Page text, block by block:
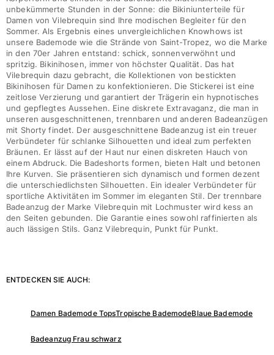
unbekümmerte Stunden in der Sonne: die Bikiniunterteile für
Damen von Vilebrequin sind Ihre modischen Begleiter für den
Sommer. Als Ergebnis eines unvergleichlichen Knowhows ist
unsere Bademode wie die Strände von Saint-Tropez, wo die Marke
in den 70er Jahren entstand: schick, sonnenverwöhnt und
spritzig. Bikinihosen, immer von höchster Qualität. Das hat
Vilebrequin dazu gebracht, die Kollektionen von bestickten
Bikinihosen für Damen zu konfektionieren. Die Stickerei ist eine
zeitlose Verzierung und garantiert der Trägerin ein hypnotisches
und gepflegtes Aussehen. Eine diskrete Extravaganz, die man in
unseren ausgeschnittenen, trennbaren und anderen Badeanzügen
mit Shorty findet. Der ausgeschnittene Badeanzug ist ein treuer
Verbündeter für schlanke Silhouetten und ideal zum perfekten
Bräunen. Er lässt auf der Haut nur einen diskreten Hauch von
einem Abdruck. Die Badeshorts formen, bieten Halt und betonen
Ihre Kurven. Sie präsentieren sich dynamisch und formen dezent
die unterschiedlichsten Silhouetten. Ein idealer Verbündeter für
sportliche Aktivitäten im Sommer im eleganten Stil. Der trennbare
Badeanzug der Marke Vilebrequin mit Lochmuster wird kess an
den Seiten gebunden. Die Garantie eines sowohl raffinierten als
auch lässigen Stils. Ganz Vilebrequin, Punkt für Punkt.
ENTDECKEN SIE AUCH:
Damen Bademode TopsTropische BademodeBlaue Bademode
Badeanzug Frau schwarz